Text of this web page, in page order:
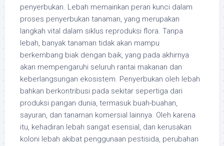
penyerbukan. Lebah memainkan peran kunci dalam
proses penyerbukan tanaman, yang merupakan
langkah vital dalam siklus reproduksi flora. Tanpa
lebah, banyak tanaman tidak akan mampu
berkembang biak dengan baik, yang pada akhirnya
akan mempengaruhi seluruh rantai makanan dan
keberlangsungan ekosistem. Penyerbukan oleh lebah
bahkan berkontribusi pada sekitar sepertiga dari
produksi pangan dunia, termasuk buah-buahan,
sayuran, dan tanaman komersial lainnya. Oleh karena
itu, kehadiran lebah sangat esensial, dan kerusakan
koloni lebah akibat penggunaan pestisida, perubahan